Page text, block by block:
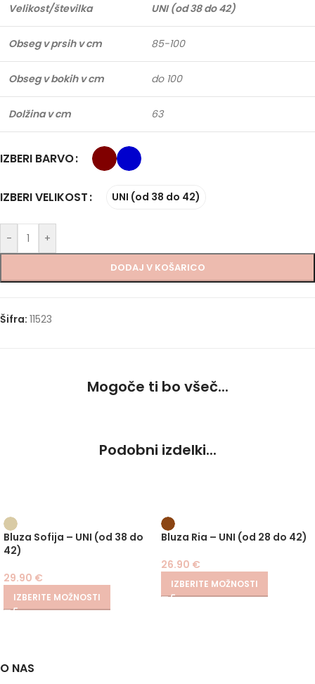
Velikost/številka UNI (od 38 do 42)
Obseg v prsih v cm 85-100
Obseg v bokih v cm do 100
Dolžina v cm 63
IZBERI BARVO
IZBERI VELIKOST UNI (od 38 do 42)
- +
DODAJ V KOŠARICO
Šifra: 11523
Mogoče ti bo všeč...
Podobni izdelki...
Bluza Sofija – UNI (od 38 do
42)
29.90 €
IZBERITE MOŽNOSTI
Bluza Ria – UNI (od 28 do 42)
26.90 €
IZBERITE MOŽNOSTI
O NAS